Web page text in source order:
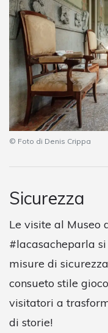
© Foto di Denis Crippa
Sicurezza
Le visite al Museo
#lacasacheparla
misure di
consueto stile
visitatori a
di storie!